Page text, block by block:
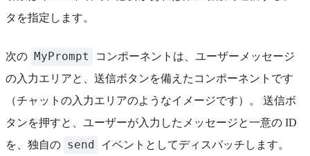
タを指定します。
次の MyPrompt
コンポーネントは、ユーザーメッセージ
の入力エリアと、送信ボタンを備えたコンポーネントです
（チャットの入力エリアのようなイメージです）。 送信ボ
タンを押すと、ユーザーが入力したメッセージと一意の ID
を、独自の send イベントとしてディスパッチします。